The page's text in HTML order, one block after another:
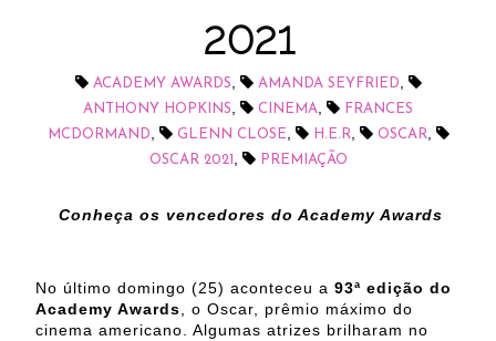
2021
ACADEMY AWARDS, AMANDA SEYFRIED,
ANTHONY HOPKINS, CINEMA,
FRANCES
MCDORMAND, GLENN CLOSE, H.E.R, OSCAR,
OSCAR 2021 , PREMIAÇÃO
Conheça os vencedores do Academy Awards
No último domingo (25) aconteceu a 93ª edição do
Academy Awards, o Oscar, prêmio máximo do
cinema americano. Algumas atrizes brilharam no